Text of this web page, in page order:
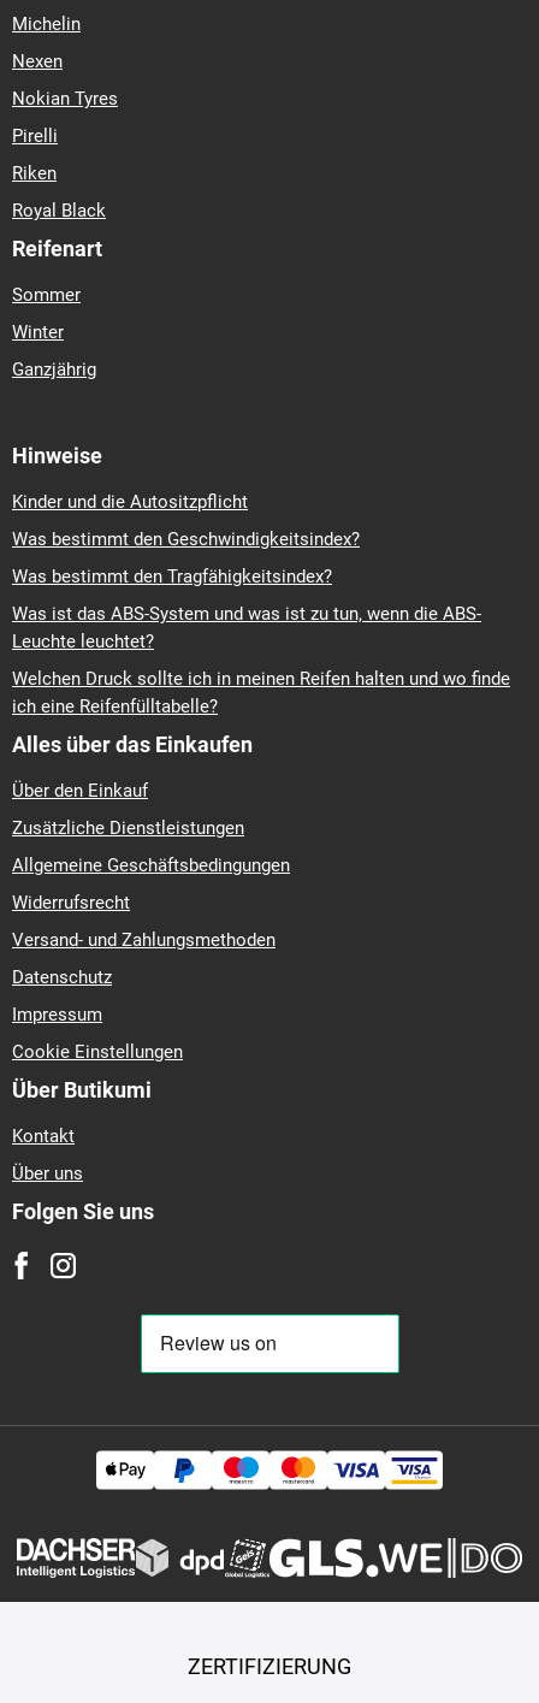
Michelin
Nexen
Nokian Tyres
Pirelli
Riken
Royal Black
Reifenart
Sommer
Winter
Ganzjährig
Hinweise
Kinder und die Autositzpflicht
Was bestimmt den Geschwindigkeitsindex?
Was bestimmt den Tragfähigkeitsindex?
Was ist das ABS-System und was ist zu tun, wenn die ABS-
Leuchte leuchtet?
Welchen Druck sollte ich in meinen Reifen halten und wo finde
ich eine Reifenfülltabelle?
Alles über das Einkaufen
Über den Einkauf
Zusätzliche Dienstleistungen
Allgemeine Geschäftsbedingungen
Widerrufsrecht
Versand- und Zahlungsmethoden
Datenschutz
Impressum
Cookie Einstellungen
Über Butikumi
Kontakt
Über uns
Folgen Sie uns
ZERTIFIZIERUNG